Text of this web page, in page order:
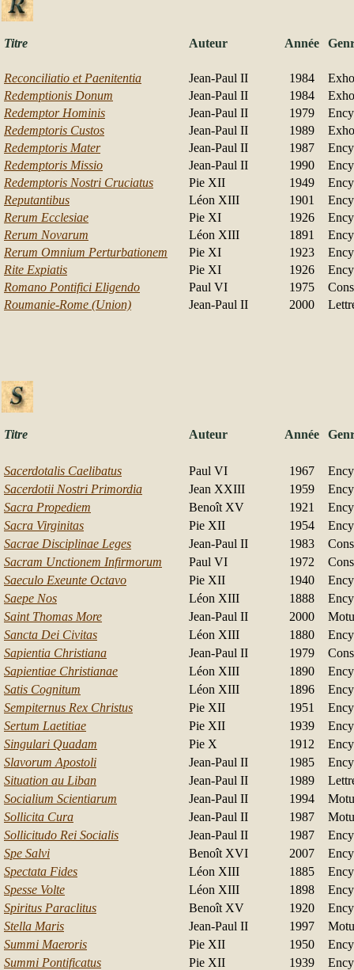
Titre Auteur Année
Reconciliatio et Paenitentia Jean-Paul II 1984
Redemptionis Donum
Jean-Paul II 1984
Redemptor Hominis
Jean-Paul II 1979
Redemptoris Custos
Jean-Paul II 1989
Redemptoris Mater
Jean-Paul II 1987
Redemptoris Missio
Jean-Paul II 1990
Redemptoris Nostri Cruciatus
Pie XII 1949
Reputantibus
Léon XIII 1901
Rerum Ecclesiae
Pie XI 1926
Rerum Novarum
Léon XIII 1891
Rerum Omnium Perturbationem
Pie XI 1923
Rite Expiatis
Pie XI 1926
Romano Pontifici Eligendo
Paul VI 1975
Roumanie-Rome (Union)
Jean-Paul II 2000
Titre Auteur Année
Sacerdotalis Caelibatus Paul VI 1967
Sacerdotii Nostri Primordia
Jean XXIII 1959
Sacra Propediem
Benoît XV 1921
Sacra Virginitas
Pie XII 1954
Sacrae Disciplinae Leges
Jean-Paul II 1983
Sacram Unctionem Infirmorum
Paul VI 1972
Saeculo Exeunte Octavo
Pie XII 1940
Saepe Nos
Léon XIII 1888
Saint Thomas More
Jean-Paul II 2000
Sancta Dei Civitas
Léon XIII 1880
Sapientia Christiana
Jean-Paul II 1979
Sapientiae Christianae
Léon XIII 1890
Satis Cognitum
Léon XIII 1896
Sempiternus Rex Christus
Pie XII 1951
Sertum Laetitiae
Pie XII 1939
Singulari Quadam
Pie X 1912
Slavorum Apostoli
Jean-Paul II 1985
Situation au Liban
Jean-Paul II 1989
Socialium Scientiarum
Jean-Paul II 1994
Sollicita Cura
Jean-Paul II 1987
Sollicitudo Rei Socialis
Jean-Paul II 1987
Spe Salvi
Benoît XVI 2007
Spectata Fides
Léon XIII 1885
Spesse Volte
Léon XIII 1898
Spiritus Paraclitus
Benoît XV 1920
Stella Maris
Jean-Paul II 1997
Summi Maeroris
Pie XII 1950
Summi Pontificatus
Pie XII 1939